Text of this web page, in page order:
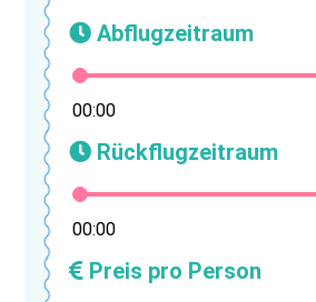
Abflugzeitraum
00:00
Rückflugzeitraum
00:00
Preis pro Person